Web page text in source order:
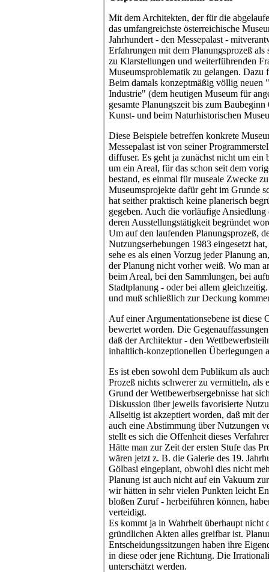
Mit dem Architekten, der für die
das umfangreichste österreichische
Jahrhundert - den Messepalast -
Erfahrungen mit dem Planungsprozeß
zu Klarstellungen und weiterführenden
Museumsproblematik zu gelangen. Dazu
Beim damals konzeptmäßig völlig neuen
Industrie" (dem heutigen Museum für
gesamte Planungszeit bis zum
Kunst- und beim Naturhistorischen
Diese Beispiele betreffen konkrete
Messepalast ist von seiner
diffuser. Es geht ja zunächst nicht um ein
um ein Areal, für das schon seit dem
bestand, es einmal für museale Zwecke
Museumsprojekte dafür geht im Grunde
hat seither praktisch keine planerisch
gegeben. Auch die vorläufige Ansiedlung
deren Ausstellungstätigkeit begründet
Um auf den laufenden Planungsprozeß,
Nutzungserhebungen 1983 eingesetzt
sehe es als einen Vorzug jeder Planung
der Planung nicht vorher weiß. Wo man
beim Areal, bei den Sammlungen, bei
Stadtplanung - oder bei allem
und muß schließlich zur Deckung
Auf einer Argumentationsebene ist diese
bewertet worden. Die
daß der Architektur - den
inhaltlich-konzeptionellen Überlegungen
Es ist eben sowohl dem Publikum als
Prozeß nichts schwerer zu vermitteln,
Grund der Wettbewerbsergebnisse hat
Diskussion über jeweils favorisierte
Allseitig ist akzeptiert worden, daß mit
auch eine Abstimmung über Nutzungen
stellt es sich die Offenheit dieses
Hätte man zur Zeit der ersten Stufe das
wären jetzt z. B. die Galerie des 19.
Gölbasi eingeplant, obwohl dies nicht
Planung ist auch nicht auf ein Vakuum
wir hätten in sehr vielen Punkten leicht
bloßen Zuruf - herbeiführen können,
verteidigt.
Es kommt ja in Wahrheit überhaupt nicht
gründlichen Akten alles greifbar ist.
Entscheidungssitzungen haben ihre
in diese oder jene Richtung. Die
unterschätzt werden.